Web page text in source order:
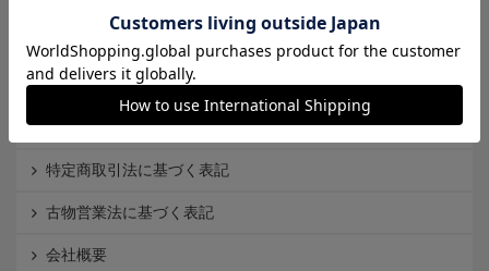
利用規約
個人情報保護方針
Cookieポリシー
特定商取引法に基づく表記
古物営業法に基づく表記
会社概要